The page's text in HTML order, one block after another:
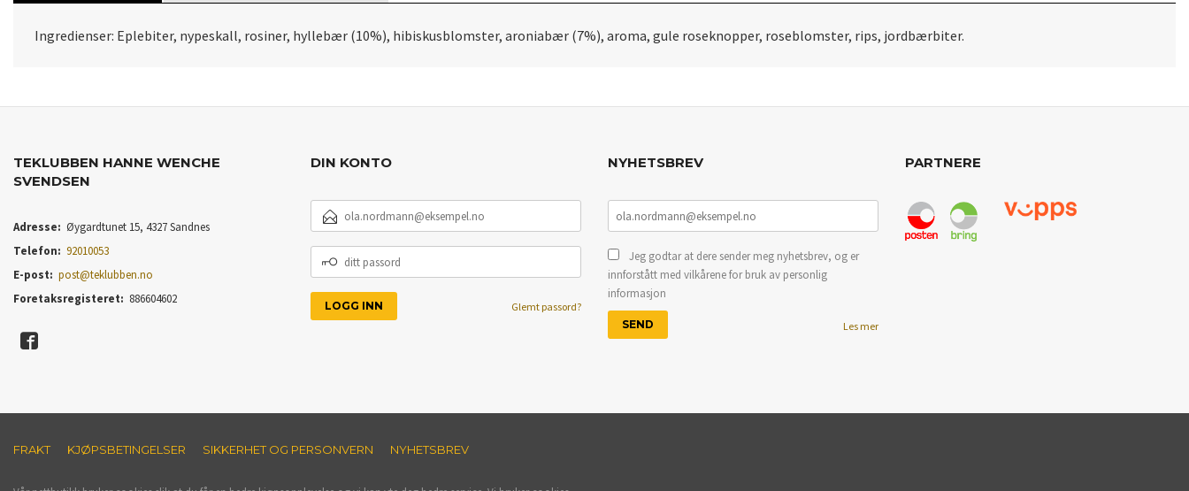
Ingredienser: Eplebiter, nypeskall, rosiner, hyllebær (10%), hibiskusblomster, aroniabær (7%), aroma, gule roseknopper, roseblomster, rips, jordbærbiter.
TEKLUBBEN HANNE WENCHE
SVENDSEN
Adresse: Øygardtunet 15, 4327 Sandnes
Telefon: 92010053
E-post: post@teklubben.no
Foretaksregisteret: 886604602
DIN KONTO
POSTADRESSE
PASSORD
Glemt passord?
NYHETSBREV
Jeg godtar at dere sender meg nyhetsbrev, og er
innforstått med vilkårene for bruk av personlig
informasjon
Les mer
PARTNERE
FRAKT KJØPSBETINGELSER SIKKERHET OG PERSONVERN NYHETSBREV